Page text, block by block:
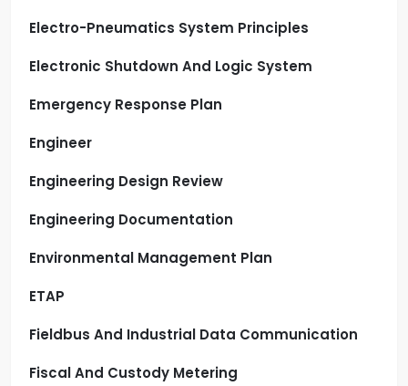
Electro-Pneumatics System Principles
Electronic Shutdown And Logic System
Emergency Response Plan
Engineer
Engineering Design Review
Engineering Documentation
Environmental Management Plan
ETAP
Fieldbus And Industrial Data Communication
Fiscal And Custody Metering